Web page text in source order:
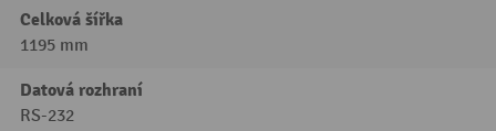
Celková šířka
1195 mm
Datová rozhraní
RS-232